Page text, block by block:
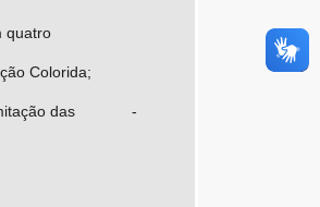
quatro
Colorida;
das -